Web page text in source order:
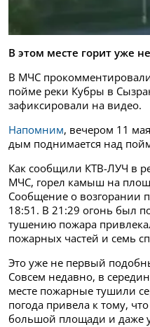
В этом месте горит уже
В МЧС
пойме реки Кубры в
зафиксировали на видео.
Напомним, вечером 11
дым поднимается над
Как сообщили КТВ-ЛУЧ в
МЧС, горел камыш на
Сообщение о возгорании
18:51. В 21:29 огонь был
тушению пожара
пожарных частей и семь
Это уже не первый
Совсем недавно, в
месте пожарные тушили
погода привела к тому,
большой площади и даже